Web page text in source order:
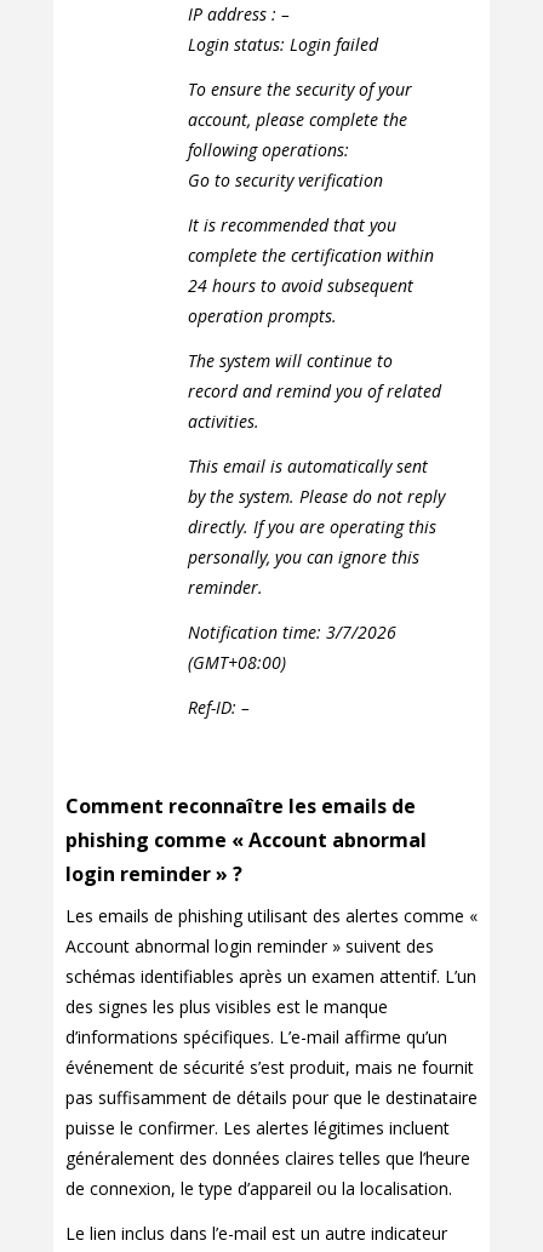
IP address : –
Login status: Login failed
To ensure the security of your
account, please complete the
following operations:
Go to security verification
It is recommended that you
complete the certification within
24 hours to avoid subsequent
operation prompts.
The system will continue to
record and remind you of related
activities.
This email is automatically sent
by the system. Please do not reply
directly. If you are operating this
personally, you can ignore this
reminder.
Notification time: 3/7/2026
(GMT+08:00)
Ref-ID: –
Comment reconnaître les emails de
phishing comme « Account abnormal
login reminder » ?
Les emails de phishing utilisant des alertes comme «
Account abnormal login reminder » suivent des
schémas identifiables après un examen attentif. L’un
des signes les plus visibles est le manque
d’informations spécifiques. L’e-mail affirme qu’un
événement de sécurité s’est produit, mais ne fournit
pas suffisamment de détails pour que le destinataire
puisse le confirmer. Les alertes légitimes incluent
généralement des données claires telles que l’heure
de connexion, le type d’appareil ou la localisation.
Le lien inclus dans l’e-mail est un autre indicateur